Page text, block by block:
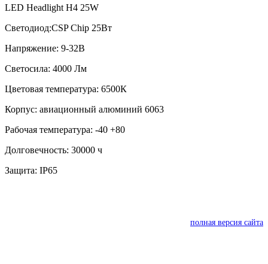
LED Headlight H4 25W
Светодиод:CSP Chip 25Вт
Напряжение: 9-32В
Светосила: 4000 Лм
Цветовая температура: 6500К
Корпус: авиационный алюминий 6063
Рабочая температура: -40 +80
Долговечность: 30000 ч
Защита: IP65
полная версия сайта